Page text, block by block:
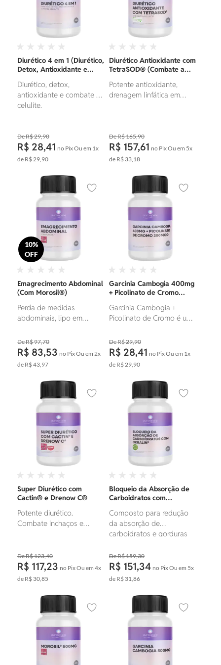
Diurético 4 em 1 (Diurético,
Detox, Antioxidante e
Diurético, detox,
antioxidante e combate à
celulite.
R$ 29,90
R$ 28,41 no PixOu em 1x
de R$ 29,90
Diurético Antioxidante com
TetraSOD® (Combate a
Potente antioxidante,
drenagem linfática em
R$ 165,90
R$ 157,61 no PixOu em 5x
de R$ 33,18
10%
OFF
Emagrecimento Abdominal
(Com Morosil®)
Perda de medidas
abdominais, lipo em
Adicionar aos favoritos
R$ 97,70
R$ 83,53 no PixOu em 2x
de R$ 43,97
Garcinia Cambogia 400mg
+ Picolinato de Cromo
Garcinia Cambogia +
Picolinato de Cromo é um
partir de diferentes
mecanismos associados à
redução de peso corporal,
agindo no aumento da
queima de gordura,
favorecendo o processo
de emagrecimento e a
regulação dos níveis de
glicose e o aumento da
saciedade.
Adicionar
R$ 29,90
R$ 28,41 no PixOu em 1x
de R$ 29,90
Super Diurético com
Cactin® e Drenow C®
Potente diurético.
Combate inchaços e
Adicionar aos favoritos
R$ 123,40
R$ 117,23 no PixOu em 4x
de R$ 30,85
Bloqueio da Absorção de
Carboidratos com
Composto para redução
da absorção de
carboidratos e gorduras
Adicionar
R$ 159,30
R$ 151,34 no PixOu em 5x
de R$ 31,86
Adicionar aos favoritos Adicionar